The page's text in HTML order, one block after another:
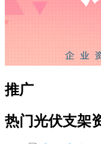
推广
热门光伏支架